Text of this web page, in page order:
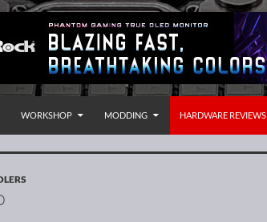
WORKSHOP MODDING HARDWARE REVIEWS